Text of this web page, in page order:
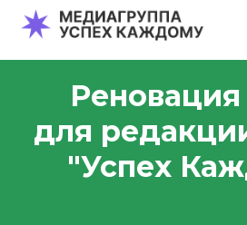
Реновация
для
"Успех